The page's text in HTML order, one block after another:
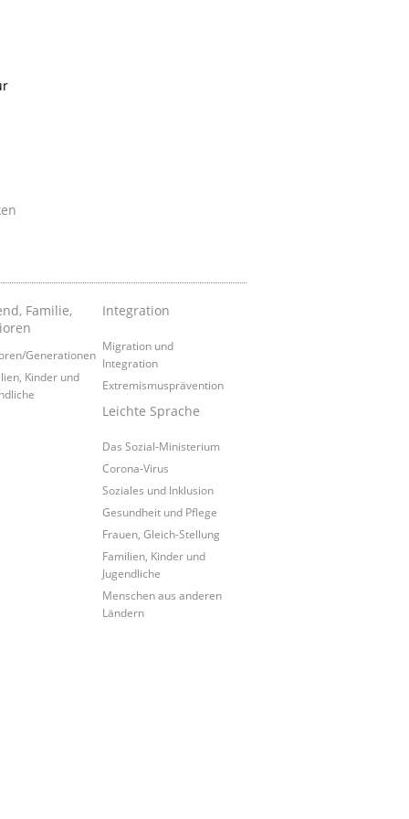
Familie,
Generationen
Kinder und
Integration
Migration und
Integration
Extremismusprävention
Leichte Sprache
Das Sozial-Ministerium
Corona-Virus
Soziales und Inklusion
Gesundheit und Pflege
Frauen, Gleich-Stellung
Familien, Kinder und
Jugendliche
Menschen aus anderen
Ländern